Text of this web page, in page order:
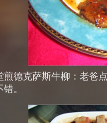
煎德克萨斯牛柳：老爸
错。